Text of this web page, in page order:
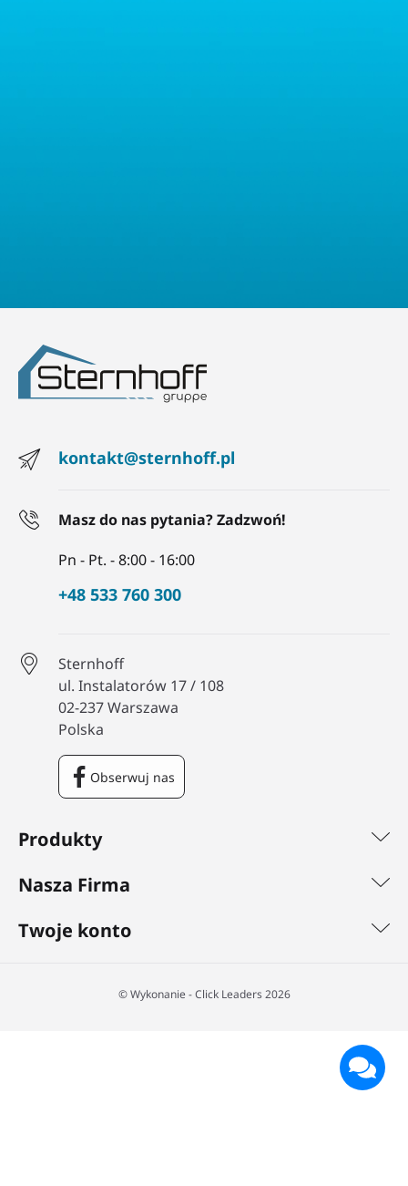
Produkty
Nasza Firma
Twoje konto
kontakt@sternhoff.pl
Masz do nas pytania? Zadzwoń!
Pn - Pt. - 8:00 - 16:00
+48 533 760 300
Sternhoff
ul. Instalatorów 17 / 108
02-237 Warszawa
Polska
Obserwuj nas
Facebook
©️ Wykonanie - Click Leaders 2026